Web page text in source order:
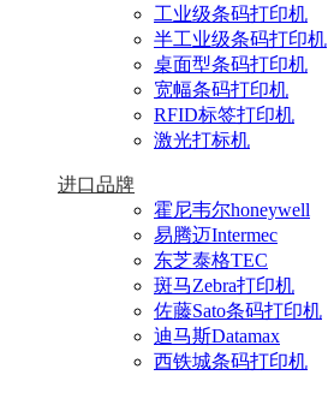
工业级条码打印机
半工业级条码打印机
桌面型条码打印机
宽幅条码打印机
RFID标签打印机
激光打标机
进口品牌
霍尼韦尔honeywell
易腾迈Intermec
东芝泰格TEC
斑马Zebra打印机
佐藤Sato条码打印机
迪马斯Datamax
西铁城条码打印机